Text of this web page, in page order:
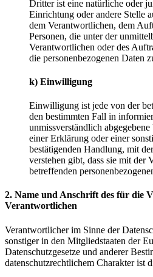
Dritter ist eine natürliche oder
Einrichtung oder andere Stelle
dem Verantwortlichen, dem
Personen, die unter der
Verantwortlichen oder des
die personenbezogenen Daten
k) Einwilligung
Einwilligung ist jede von der
den bestimmten Fall in
unmissverständlich
einer Erklärung oder einer
bestätigenden Handlung, mit
verstehen gibt, dass sie mit der
betreffenden
2. Name und Anschrift des für die
Verantwortlichen
Verantwortlicher im Sinne der
sonstiger in den Mitgliedstaaten der
Datenschutzgesetze und anderer
datenschutzrechtlichem Charakter ist